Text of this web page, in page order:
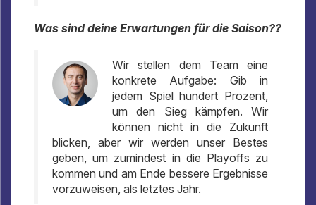
Was sind deine Erwartungen für die Saison??
Wir stellen dem Team eine
konkrete Aufgabe: Gib in
jedem Spiel hundert Prozent,
um den Sieg kämpfen. Wir
können nicht in die Zukunft
blicken, aber wir werden unser Bestes
geben, um zumindest in die Playoffs zu
kommen und am Ende bessere Ergebnisse
vorzuweisen, als letztes Jahr.